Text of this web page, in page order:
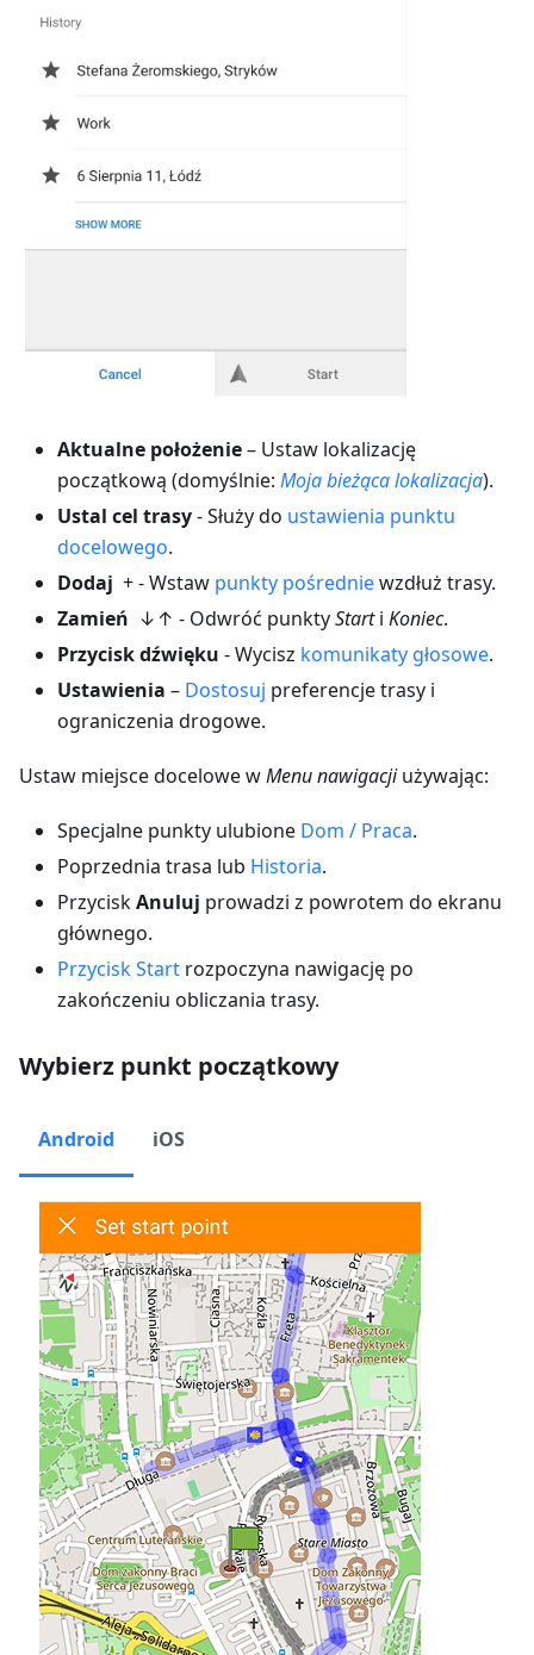
Aktualne położenie– Ustaw lokalizację
początkową (domyślnie: Moja bieżąca lokalizacja).
Ustal cel trasy- Służy do ustawienia punktu
docelowego.
Dodaj + - Wstaw punkty pośredniewzdłuż trasy.
Zamień ↓↑ - Odwróć punktyStarti Koniec.
Przycisk dźwięku - Wycisz komunikaty głosowe.
Ustawienia – Dostosuj preferencje trasy i
ograniczenia drogowe.
Ustaw miejsce docelowe wMenu nawigacjiużywając:
Specjalne punkty ulubione Dom / Praca.
Poprzednia trasa lub Historia.
PrzyciskAnuluj prowadzi z powrotem do ekranu
głównego.
Przycisk Start rozpoczyna nawigację po
zakończeniu obliczania trasy.
Wybierz punkt początkowy
Android iOS